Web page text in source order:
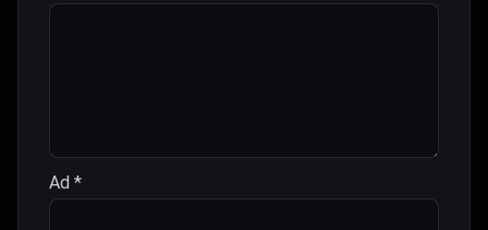
Ad *